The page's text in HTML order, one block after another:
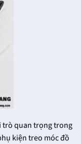
trò quan trọng trong
kiện treo móc đồ